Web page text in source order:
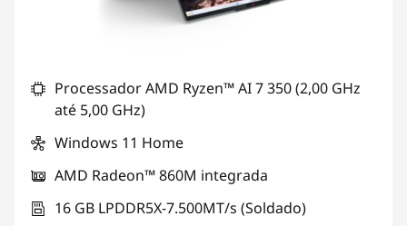
Processador AMD Ryzen™ AI 7 350 (2,00 GHz
até 5,00 GHz)
Windows 11 Home
AMD Radeon™ 860M integrada
16 GB LPDDR5X-7.500MT/s (Soldado)